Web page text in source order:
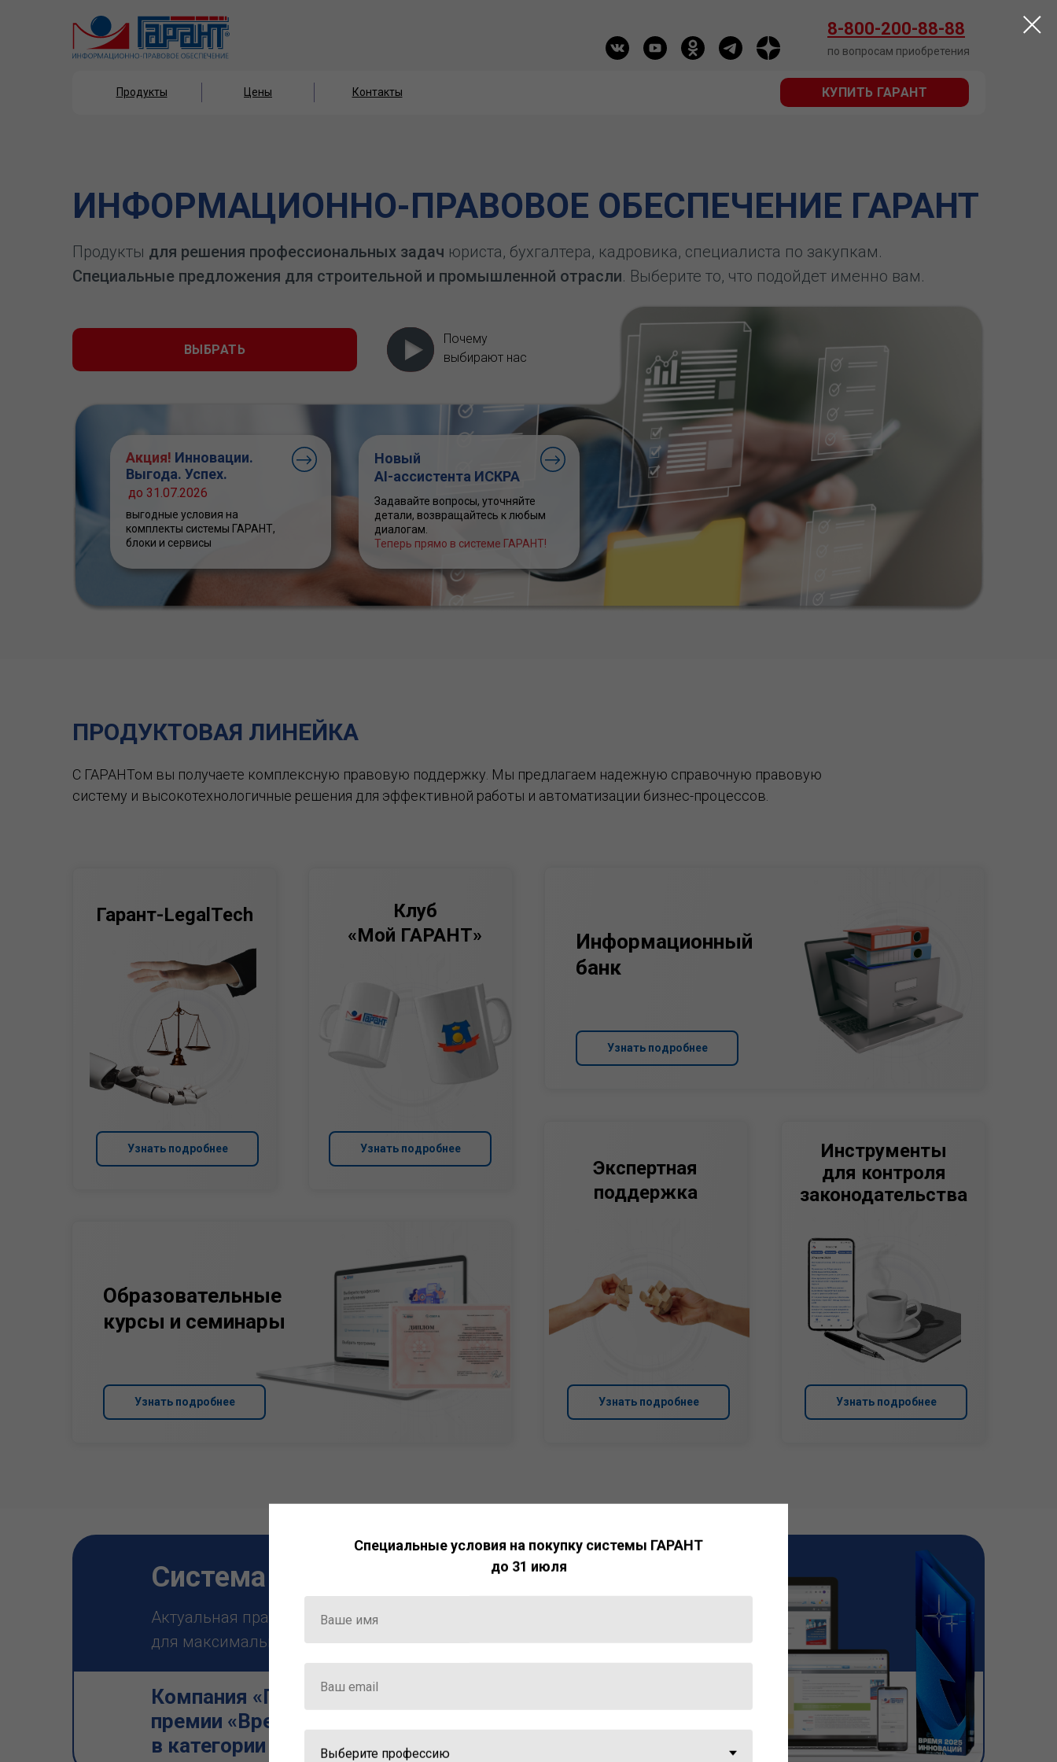
Продукты Цены Контакты
8-800-200-88-88
по вопросам приобретения
КУПИТЬ ГАРАНТ
Продукты КУПИТЬ ГАРАНТ
ИНФОРМАЦИОННО-ПРАВОВОЕ ОБЕСПЕЧЕНИЕ ГАРАНТ
Продукты для решения профессиональных задач юриста, бухгалтера, кадровика, специалиста по закупкам.
Специальные предложения для строительной и промышленной отрасли. Выберите то, что подойдет именно вам.
ВЫБРАТЬ
Почему
выбирают нас
Акция! Инновации.
Выгода. Успех.
выгодные условия на
комплекты системы ГАРАНТ,
блоки и сервисы
до 31.07.2026
Новый
AI-ассистента ИСКРА
Задавайте вопросы, уточняйте
детали, возвращайтесь к любым
диалогам.
Теперь прямо в системе ГАРАНТ!
ПРОДУКТОВАЯ ЛИНЕЙКА
С ГАРАНТом вы получаете комплексную правовую поддержку. Мы предлагаем надежную справочную правовую
систему и высокотехнологичные решения для эффективной работы и автоматизации бизнес-процессов.
Узнать подробнее
Информационный
банк
Узнать подробнее
Экспертная
поддержка
Узнать подробнее
Инструменты
для контроля
законодательства
Узнать подробнее
Клуб
«Мой ГАРАНТ»
Узнать подробнее
Образовательные
курсы и семинары
Узнать подробнее
Гарант-LegalTech
Компания «Гарант» стала победителем
премии «Время инноваций — 2025»
в категории «Искусственный интеллект»
Система ГАРАНТ
Актуальная правовая информация и инструменты
для максимально эффективной работы с ней.
Специальные условия на покупку системы ГАРАНТ
до 31 июля